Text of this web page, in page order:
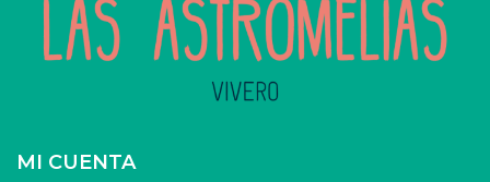
MI CUENTA